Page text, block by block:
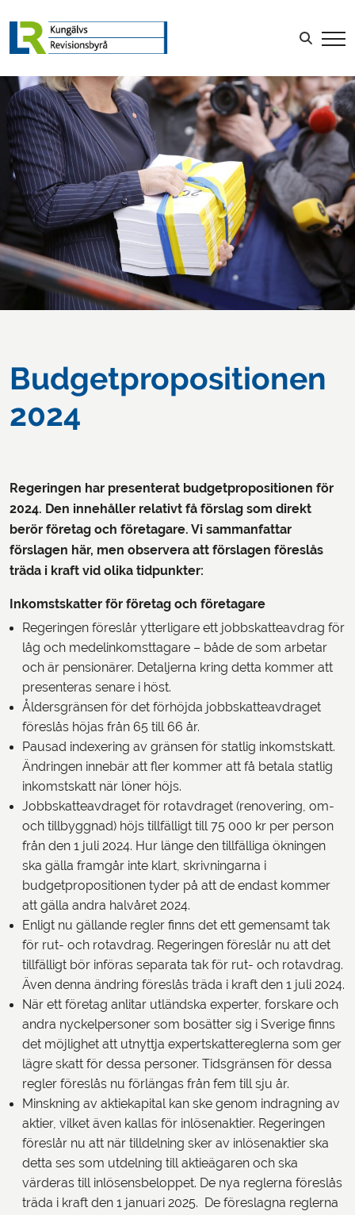
LOGGA IN
Sök efter:
Budgetpropositionen
2024
Regeringen har presenterat budgetpropositionen för
2024. Den innehåller relativt få förslag som direkt
berör företag och företagare. Vi sammanfattar
förslagen här, men observera att förslagen föreslås
träda i kraft vid olika tidpunkter:
Inkomstskatter för företag och företagare
Regeringen föreslår ytterligare ett jobbskatteavdrag för
låg och medelinkomsttagare – både de som arbetar
och är pensionärer. Detaljerna kring detta kommer att
presenteras senare i höst.
Åldersgränsen för det förhöjda jobbskatteavdraget
föreslås höjas från 65 till 66 år.
Pausad indexering av gränsen för statlig inkomstskatt.
Ändringen innebär att fler kommer att få betala statlig
inkomstskatt när löner höjs.
Jobbskatteavdraget för rotavdraget (renovering, om-
och tillbyggnad) höjs tillfälligt till 75 000 kr per person
från den 1 juli 2024. Hur länge den tillfälliga ökningen
ska gälla framgår inte klart, skrivningarna i
budgetpropositionen tyder på att de endast kommer
att gälla andra halvåret 2024.
Enligt nu gällande regler finns det ett gemensamt tak
för rut- och rotavdrag. Regeringen föreslår nu att det
tillfälligt bör införas separata tak för rut- och rotavdrag.
Även denna ändring föreslås träda i kraft den 1 juli 2024.
När ett företag anlitar utländska experter, forskare och
andra nyckelpersoner som bosätter sig i Sverige finns
det möjlighet att utnyttja expertskattereglerna som ger
lägre skatt för dessa personer. Tidsgränsen för dessa
regler föreslås nu förlängas från fem till sju år.
Minskning av aktiekapital kan ske genom indragning av
aktier, vilket även kallas för inlösenaktier. Regeringen
föreslår nu att när tilldelning sker av inlösenaktier ska
detta ses som utdelning till aktieägaren och ska
värderas till inlösensbeloppet. De nya reglerna föreslås
träda i kraft den 1 januari 2025. De föreslagna reglerna